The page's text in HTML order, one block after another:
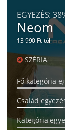
EGYEZÉS:
Neom
13 990 Ft-tól
SZÉRIA
Fő kategória
Család
Kategória